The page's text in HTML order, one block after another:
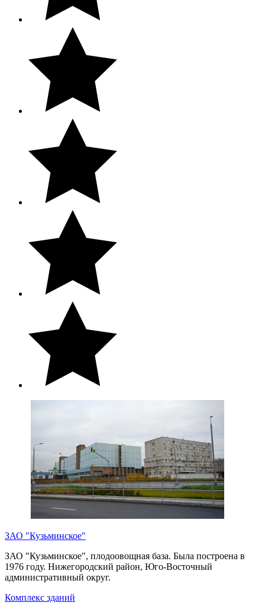
ЗАО "Кузьминское"
ЗАО "Кузьминское", плодоовощная база. Была построена в
1976 году. Нижегородский район, Юго-Восточный
административный округ.
Комплекс зданий